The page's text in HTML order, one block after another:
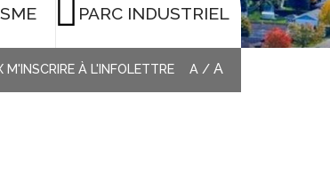
PARC INDUSTRIEL
M'INSCRIRE À L'INFOLETTRE A / A